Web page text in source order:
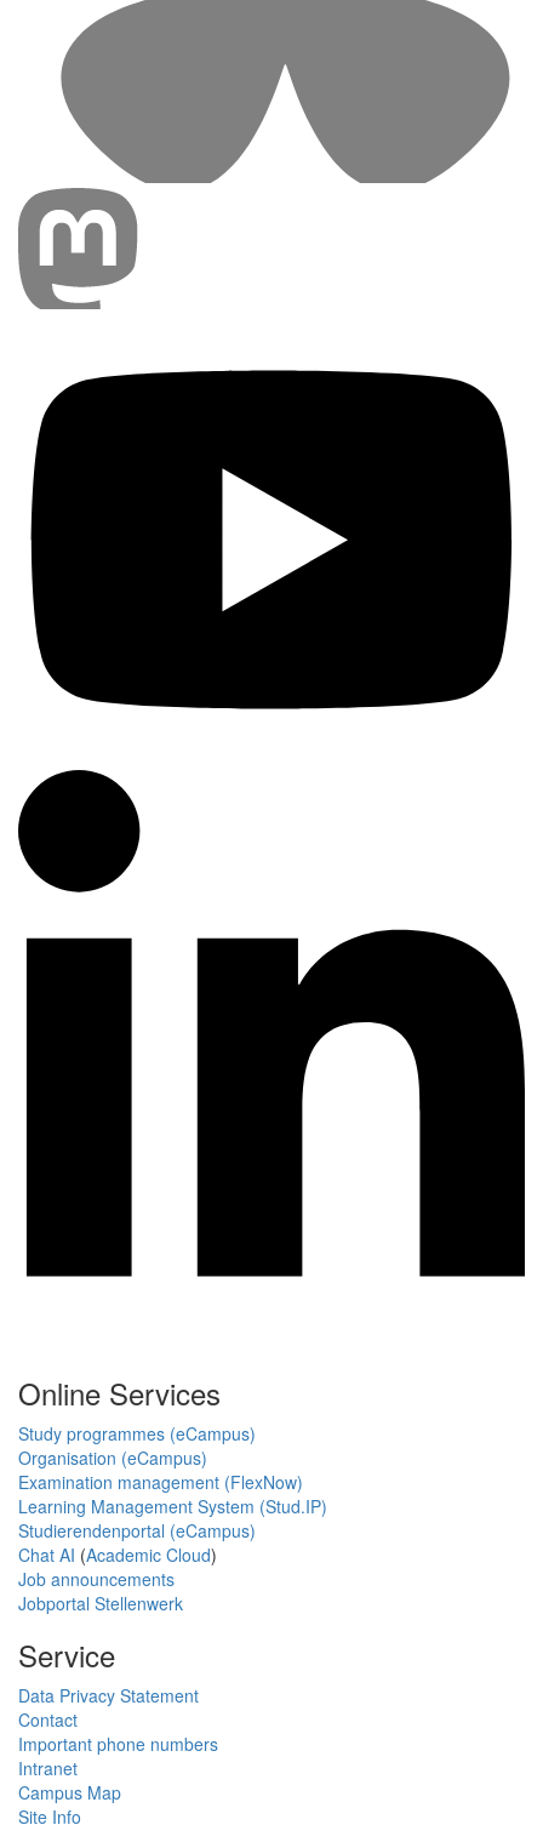
Online Services
Study programmes (eCampus)
Organisation (eCampus)
Examination management (FlexNow)
Learning Management System (Stud.IP)
Studierendenportal (eCampus)
Chat AI (Academic Cloud)
Job announcements
Jobportal Stellenwerk
Service
Data Privacy Statement
Contact
Important phone numbers
Intranet
Campus Map
Site Info